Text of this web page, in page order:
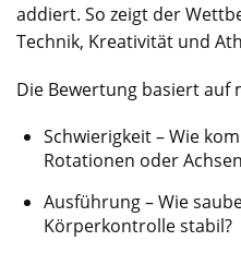
addiert. So zeigt der
Technik, Kreativität und
Die Bewertung basiert auf
Schwierigkeit – Wie
Rotationen oder
Ausführung – Wie
Körperkontrolle stabil?